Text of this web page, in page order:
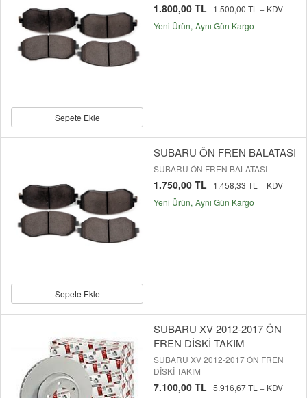
Sepete Ekle
1.800,00 TL
1.500,00 TL + KDV
Yeni Ürün Aynı Gün Kargo
Sepete Ekle
SUBARU ÖN FREN BALATASI
SUBARU ÖN FREN BALATASI
1.750,00 TL
1.458,33 TL + KDV
Yeni Ürün Aynı Gün Kargo
SUBARU XV 2012-2017 ÖN
FREN DİSKİ TAKIM
SUBARU XV 2012-2017 ÖN FREN
DİSKİ TAKIM
7.100,00 TL 5.916,67 TL + KDV